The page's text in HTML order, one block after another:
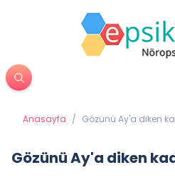
Anasayfa / Gözünü Ay'a diken
Gözünü Ay'a diken